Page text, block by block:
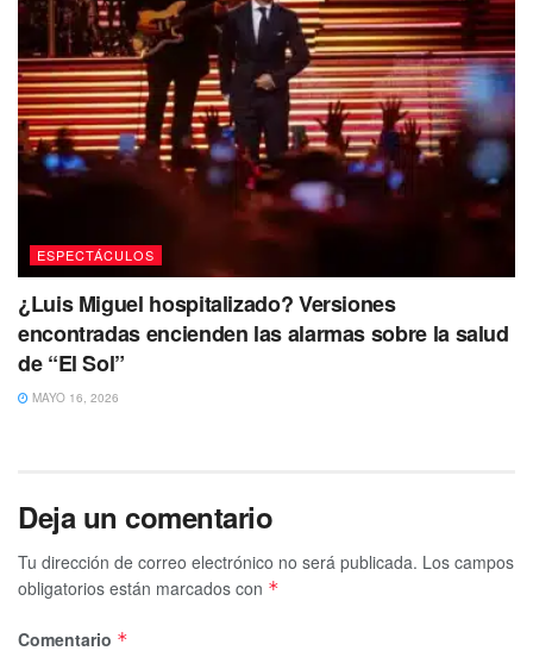
ESPECTÁCULOS
¿Luis Miguel hospitalizado? Versiones
encontradas encienden las alarmas sobre la salud
de “El Sol”
MAYO 16, 2026
Deja un comentario
Tu dirección de correo electrónico no será publicada. Los campos
obligatorios están marcados con *
Comentario *